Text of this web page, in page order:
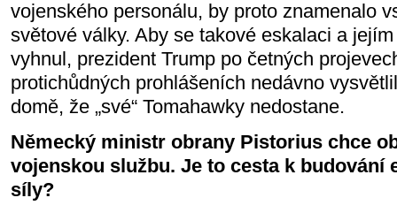
vojenského personálu, by proto znamenalo
světové války. Aby se takové eskalaci a
vyhnul, prezident Trump po četných
protichůdných prohlášeních nedávno
domě, že „své“ Tomahawky nedostane.
Německý ministr obrany Pistorius chce
vojenskou službu. Je to cesta k budování
síly?